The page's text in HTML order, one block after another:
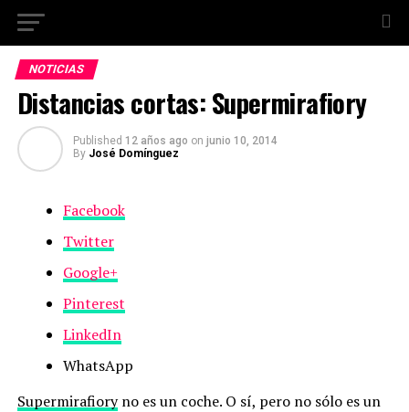
NOTICIAS
Distancias cortas: Supermirafiory
Published 12 años ago on junio 10, 2014
By José Domínguez
Facebook
Twitter
Google+
Pinterest
LinkedIn
WhatsApp
Supermirafioryno es un coche. O sí, pero no sólo es un